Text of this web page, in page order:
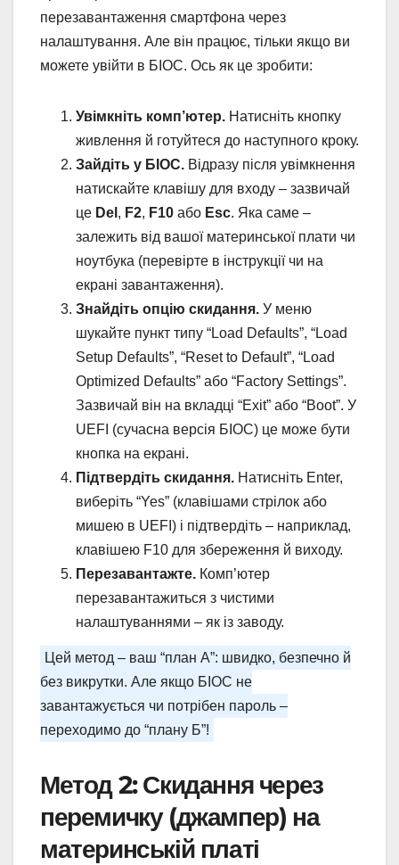
перезавантаження смартфона через
налаштування. Але він працює, тільки якщо ви
можете увійти в БІОС. Ось як це зробити:
Увімкніть комп’ютер. Натисніть кнопку
живлення й готуйтеся до наступного кроку.
Зайдіть у БІОС. Відразу після увімкнення
натискайте клавішу для входу – зазвичай
це Del , F2, F10 або Esc. Яка саме –
залежить від вашої материнської плати чи
ноутбука (перевірте в інструкції чи на
екрані завантаження).
Знайдіть опцію скидання. У меню
шукайте пункт типу “Load Defaults”, “Load
Setup Defaults”, “Reset to Default”, “Load
Optimized Defaults” або “Factory Settings”.
Зазвичай він на вкладці “Exit” або “Boot”. У
UEFI (сучасна версія БІОС) це може бути
кнопка на екрані.
Підтвердіть скидання. Натисніть Enter,
виберіть “Yes” (клавішами стрілок або
мишею в UEFI) і підтвердіть – наприклад,
клавішею F10 для збереження й виходу.
Перезавантажте. Комп’ютер
перезавантажиться з чистими
налаштуваннями – як із заводу.
Цей метод – ваш “план А”: швидко, безпечно й
без викрутки. Але якщо БІОС не
завантажується чи потрібен пароль –
переходимо до “плану Б”!
Метод 2: Скидання через
перемичку (джампер) на
материнській платі